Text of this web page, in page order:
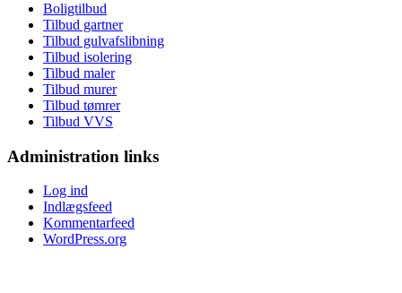
Boligtilbud
Tilbud gartner
Tilbud gulvafslibning
Tilbud isolering
Tilbud maler
Tilbud murer
Tilbud tømrer
Tilbud VVS
Administration links
Log ind
Indlægsfeed
Kommentarfeed
WordPress.org